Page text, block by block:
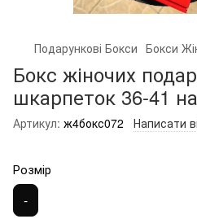
Подарункові Бокси Бокси
Бокс жіночих
шкарпеток 36-41
Артикул: ж4бокс072 Написати
Розмір
-